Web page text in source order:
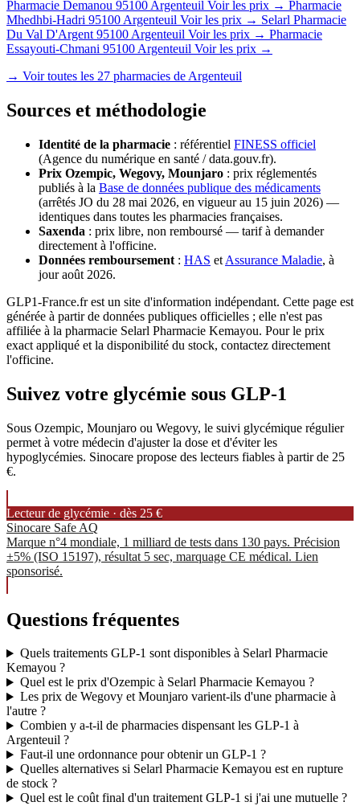
Pharmacie Demanou 95100 Argenteuil Voir les prix → Pharmacie
Mhedhbi-Hadri 95100 Argenteuil Voir les prix → Selarl Pharmacie
Du Val D'Argent 95100 Argenteuil Voir les prix → Pharmacie
Essayouti-Chmani 95100 Argenteuil Voir les prix →
→ Voir toutes les 27 pharmacies de Argenteuil
Sources et méthodologie
Identité de la pharmacie : référentiel FINESS officiel
(Agence du numérique en santé / data.gouv.fr).
Prix Ozempic, Wegovy, Mounjaro : prix réglementés
publiés à la Base de données publique des médicaments
(arrêtés JO du 28 mai 2026, en vigueur au 15 juin 2026) —
identiques dans toutes les pharmacies françaises.
Saxenda : prix libre, non remboursé — tarif à demander
directement à l'officine.
Données remboursement : HAS et Assurance Maladie, à
jour août 2026.
GLP1-France.fr est un site d'information indépendant. Cette page est
générée à partir de données publiques officielles ; elle n'est pas
affiliée à la pharmacie Selarl Pharmacie Kemayou. Pour le prix
exact appliqué et la disponibilité du stock, contactez directement
l'officine.
Suivez votre glycémie sous GLP-1
Sous Ozempic, Mounjaro ou Wegovy, le suivi glycémique régulier
permet à votre médecin d'ajuster la dose et d'éviter les
hypoglycémies. Sinocare propose des lecteurs fiables à partir de 25
€.
Lecteur de glycémie · dès 25 €
Sinocare Safe AQ
Marque n°4 mondiale, 1 milliard de tests dans 130 pays. Précision
±5% (ISO 15197), résultat 5 sec, marquage CE médical. Lien
sponsorisé.
Questions fréquentes
Quels traitements GLP-1 sont disponibles à Selarl Pharmacie
Kemayou ?
Quel est le prix d'Ozempic à Selarl Pharmacie Kemayou ?
Les prix de Wegovy et Mounjaro varient-ils d'une pharmacie à
l'autre ?
Combien y a-t-il de pharmacies dispensant les GLP-1 à
Argenteuil ?
Faut-il une ordonnance pour obtenir un GLP-1 ?
Quelles alternatives si Selarl Pharmacie Kemayou est en rupture
de stock ?
Quel est le coût final d'un traitement GLP-1 si j'ai une mutuelle ?